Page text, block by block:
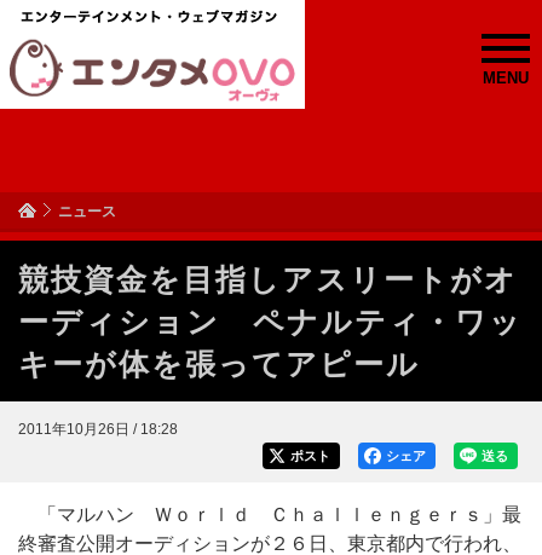
MENU
ニュース
競技資金を目指しアスリートがオ
ーディション ペナルティ・ワッ
キーが体を張ってアピール
2011年10月26日 / 18:28
送る
シェア
ポスト
「マルハン Ｗｏｒｌｄ Ｃｈａｌｌｅｎｇｅｒｓ」最
終審査公開オーディションが２６日、東京都内で行われ、